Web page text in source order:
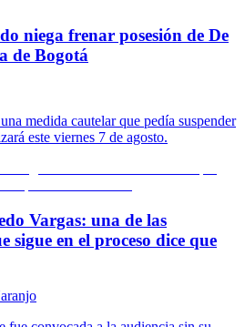
niega frenar posesión de De
de Bogotá
medida cautelar que pedía suspender
este viernes 7 de agosto.
Vargas: una de las
sigue en el proceso dice que